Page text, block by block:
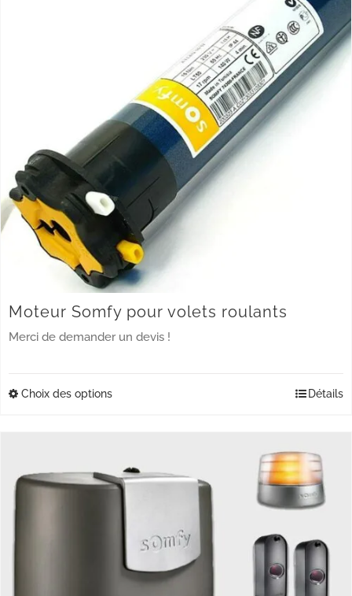
Moteur Somfy pour volets roulants
Merci de demander un devis !
Choix des optionsCe
plusieurs
variations.
Les
options
peuvent
Détails